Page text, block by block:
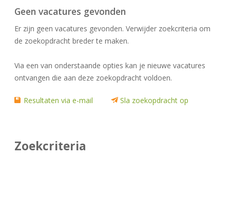
Geen vacatures gevonden
Er zijn geen vacatures gevonden. Verwijder zoekcriteria om
de zoekopdracht breder te maken.
Via een van onderstaande opties kan je nieuwe vacatures
ontvangen die aan deze zoekopdracht voldoen.
Resultaten via e-mail Sla zoekopdracht op
Zoekcriteria